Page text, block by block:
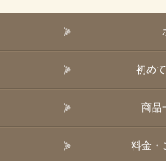
初め
商品
料金・